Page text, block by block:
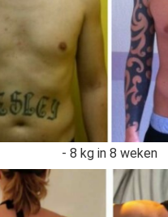
- 8 kg in 8 weken